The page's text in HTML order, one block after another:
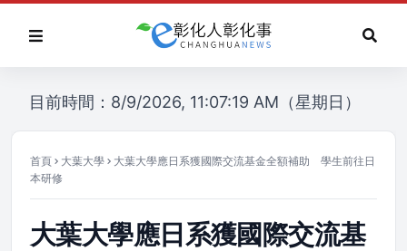
目前時間：8/9/2026, 11:07:19 AM（星期日）
首頁 大葉大學
大葉大學應日系獲國際交流基金全額補助 學生前往日
本研修
大葉大學應日系獲國際交流基